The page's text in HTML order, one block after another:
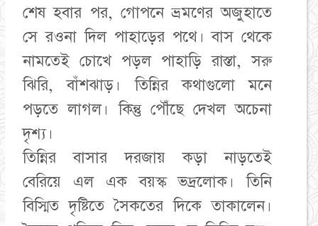
শেষ হবার পর, গোপনে ভ্রমণের অজুহাতে
সে রওনা দিল পাহাড়ের পথে। বাস থেকে
নামতেই চোখে পড়ল পাহাড়ি রাস্তা, সরু
ঝিরি, বাঁশঝাড়। তিন্নির কথাগুলো মনে
পড়তে লাগল। কিন্তু পৌঁছে দেখল অচেনা
দৃশ্য।
তিন্নির বাসার দরজায় কড়া নাড়তেই
বেরিয়ে এল এক বয়স্ক ভদ্রলোক। তিনি
বিস্মিত দৃষ্টিতে সৈকতের দিকে তাকালেন।